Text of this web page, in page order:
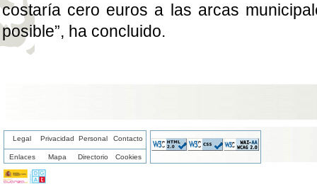
costaría cero euros a las arcas
posible”, ha concluido.
Legal Privacidad Personal Contacto
Enlaces Mapa Directorio Cookies